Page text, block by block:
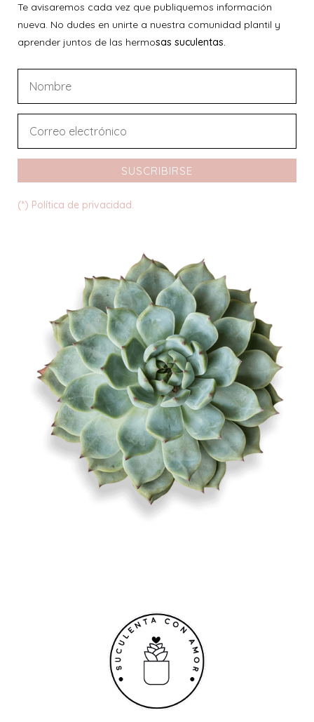
Te avisaremos cada vez que publiquemos información
nueva. No dudes en unirte a nuestra comunidad plantil y
aprender juntos de las hermosas suculentas.
SUSCRIBIRSE
(*) Política de privacidad.